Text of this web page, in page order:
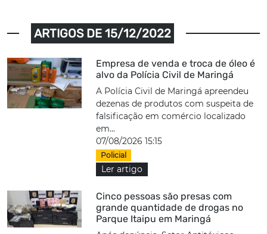
ARTIGOS DE 15/12/2022
Empresa de venda e troca de óleo é
alvo da Polícia Civil de Maringá
A Polícia Civil de Maringá apreendeu
dezenas de produtos com suspeita de
falsificação em comércio localizado
em...
07/08/2026 15:15
Policial
Ler artigo
Cinco pessoas são presas com
grande quantidade de drogas no
Parque Itaipu em Maringá